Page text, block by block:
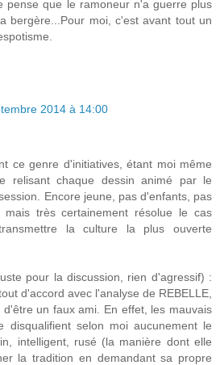
pense que le ramoneur n'a guerre plus
bergère...Pour moi, c'est avant tout un
2014 à 14:00
ce genre d'initiatives, étant moi même
relisant chaque dessin animé par le
Encore jeune, pas d'enfants, pas
mais très certainement résolue le cas
la culture la plus ouverte
pour la discussion, rien d'agressif) :
d'accord avec l'analyse de REBELLE,
un faux ami. En effet, les mauvais
disqualifient selon moi aucunement le
intelligent, rusé (la manière dont elle
la tradition en demandant sa propre